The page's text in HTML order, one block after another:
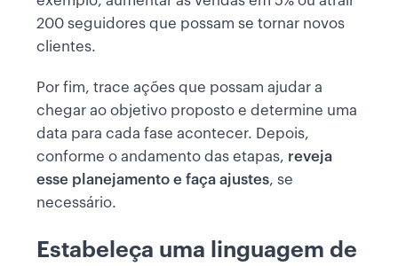
200 seguidores que possam se tornar novos
clientes.
Por fim, trace ações que possam ajudar a
chegar ao objetivo proposto e determine uma
data para cada fase acontecer. Depois,
conforme o andamento das etapas, reveja
esse planejamento e faça ajustes, se
necessário.
Estabeleça uma linguagem de